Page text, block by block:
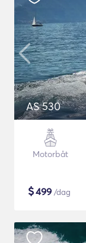
AS 530
Motorbåt
$499 /dag